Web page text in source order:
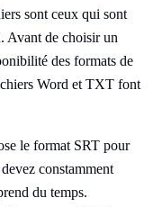
sont ceux qui sont
Avant de choisir un
des formats de
Word et TXT font
le format SRT pour
constamment
du temps.